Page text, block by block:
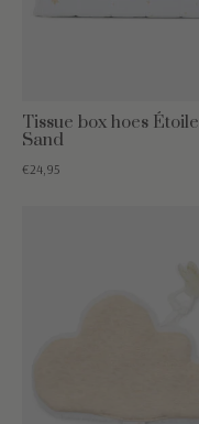
Tissue box hoes Étoile
Sand
€24,95